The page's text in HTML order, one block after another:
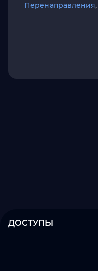
Перенаправления,
ДОСТУПЫ